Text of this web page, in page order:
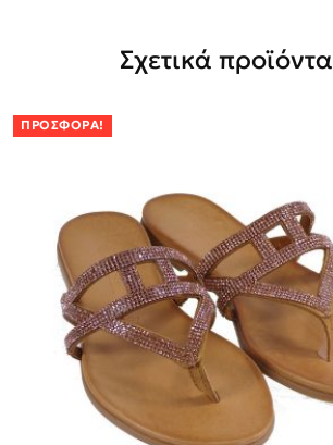
Σχετικά προϊόντα
ΠΡΟΣΦΟΡΆ!